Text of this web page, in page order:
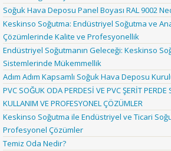
Soğuk Hava Deposu Panel Boyası RAL 9002
Keskinso Soğutma: Endüstriyel Soğutma ve
Çözümlerinde Kalite ve Profesyonellik
Endüstriyel Soğutmanın Geleceği: Keskinso
Sistemlerinde Mükemmellik
Adım Adım Kapsamlı Soğuk Hava Deposu
PVC SOĞUK ODA PERDESİ VE PVC ŞERİT PERDE
KULLANIM VE PROFESYONEL ÇÖZÜMLER
Keskinso Soğutma ile Endüstriyel ve Ticari
Profesyonel Çözümler
Temiz Oda Nedir?